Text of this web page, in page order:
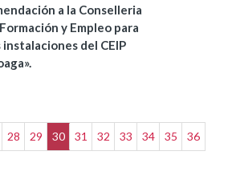
a la Conselleria
y Empleo para
del CEIP
28 29 30 31 32 33 34 35 36